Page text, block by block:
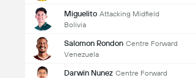
Miguelito Attacking Midfield
Bolivia
Salomon Rondon Centre Forward
Venezuela
Darwin Nunez Centre Forward